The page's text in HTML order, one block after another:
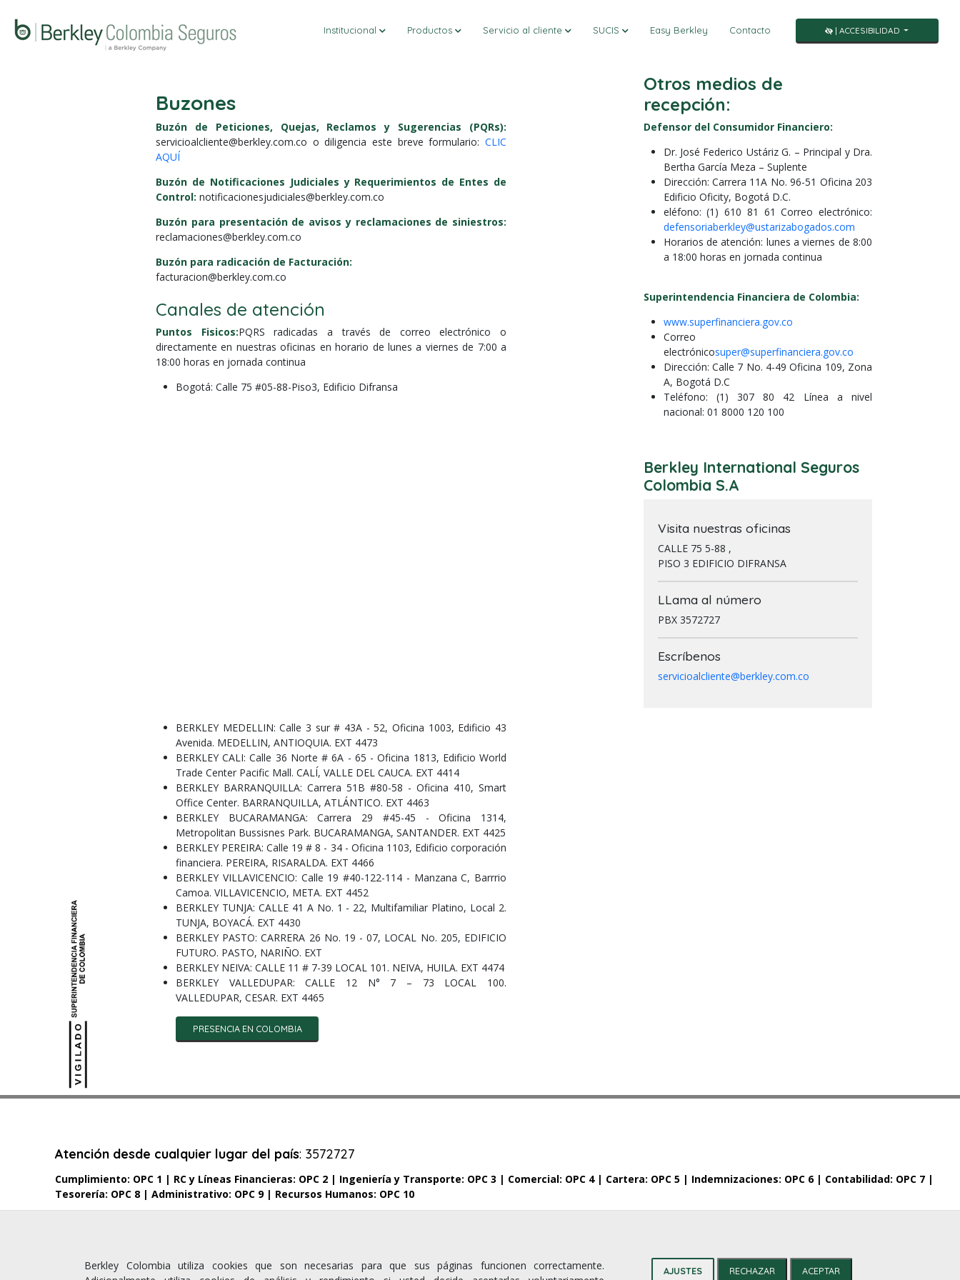
Institucional Productos Servicio al cliente SUCIS Easy Berkley Contacto | ACCESIBILIDAD
Buzones
Buzón de Peticiones, Quejas, Reclamos y Sugerencias (PQRs):
servicioalcliente@berkley.com.co o diligencia este breve formulario: CLIC
AQUÍ
Buzón de Notificaciones Judiciales y Requerimientos de Entes de
Control: notificacionesjudiciales@berkley.com.co
Buzón para presentación de avisos y reclamaciones de siniestros:
reclamaciones@berkley.com.co
Buzón para radicación de Facturación:
facturacion@berkley.com.co
Canales de atención
Puntos Fisicos:PQRS radicadas a través de correo electrónico o
directamente en nuestras oficinas en horario de lunes a viernes de 7:00 a
18:00 horas en jornada continua
Bogotá: Calle 75 #05-88-Piso3, Edificio Difransa
BERKLEY MEDELLIN: Calle 3 sur # 43A - 52, Oficina 1003, Edificio 43
Avenida. MEDELLIN, ANTIOQUIA. EXT 4473
BERKLEY CALI: Calle 36 Norte # 6A - 65 - Oficina 1813, Edificio World
Trade Center Pacific Mall. CALÍ, VALLE DEL CAUCA. EXT 4414
BERKLEY BARRANQUILLA: Carrera 51B #80-58 - Oficina 410, Smart
Office Center. BARRANQUILLA, ATLÁNTICO. EXT 4463
BERKLEY BUCARAMANGA: Carrera 29 #45-45 - Oficina 1314,
Metropolitan Bussisnes Park. BUCARAMANGA, SANTANDER. EXT 4425
BERKLEY PEREIRA: Calle 19 # 8 - 34 - Oficina 1103, Edificio corporación
financiera. PEREIRA, RISARALDA. EXT 4466
BERKLEY VILLAVICENCIO: Calle 19 #40-122-114 - Manzana C, Barrrio
Camoa. VILLAVICENCIO, META. EXT 4452
BERKLEY TUNJA: CALLE 41 A No. 1 - 22, Multifamiliar Platino, Local 2.
TUNJA, BOYACÁ. EXT 4430
BERKLEY PASTO: CARRERA 26 No. 19 - 07, LOCAL No. 205, EDIFICIO
FUTURO. PASTO, NARIÑO. EXT
BERKLEY NEIVA: CALLE 11 # 7-39 LOCAL 101. NEIVA, HUILA. EXT 4474
BERKLEY VALLEDUPAR: CALLE 12 N° 7 – 73 LOCAL 100.
VALLEDUPAR, CESAR. EXT 4465
PRESENCIA EN COLOMBIA
Otros medios de
recepción:
Defensor del Consumidor Financiero:
Dr. José Federico Ustáriz G. – Principal y Dra.
Bertha García Meza – Suplente
Dirección: Carrera 11A No. 96-51 Oficina 203
Edificio Oficity, Bogotá D.C.
eléfono: (1) 610 81 61 Correo electrónico:
defensoriaberkley@ustarizabogados.com
Horarios de atención: lunes a viernes de 8:00
a 18:00 horas en jornada continua
Superintendencia Financiera de Colombia:
www.superfinanciera.gov.co
Correo
electrónicosuper@superfinanciera.gov.co
Dirección: Calle 7 No. 4-49 Oficina 109, Zona
A, Bogotá D.C
Teléfono: (1) 307 80 42 Línea a nivel
nacional: 01 8000 120 100
Berkley International Seguros
Colombia S.A
Visita nuestras oficinas
CALLE 75 5-88 ,
PISO 3 EDIFICIO DIFRANSA
LLama al número
PBX 3572727
Escríbenos
servicioalcliente@berkley.com.co
Atención desde cualquier lugar del país: 3572727
Cumplimiento: OPC 1 | RC y Líneas Financieras: OPC 2 | Ingeniería y Transporte: OPC 3 | Comercial: OPC 4 | Cartera: OPC 5 | Indemnizaciones: OPC 6 | Contabilidad: OPC 7 |
Tesorería: OPC 8 | Administrativo: OPC 9 | Recursos Humanos: OPC 10
Berkley Colombia utiliza cookies que son necesarias para que sus páginas funcionen correctamente.
AJUSTES RECHAZAR ACEPTAR